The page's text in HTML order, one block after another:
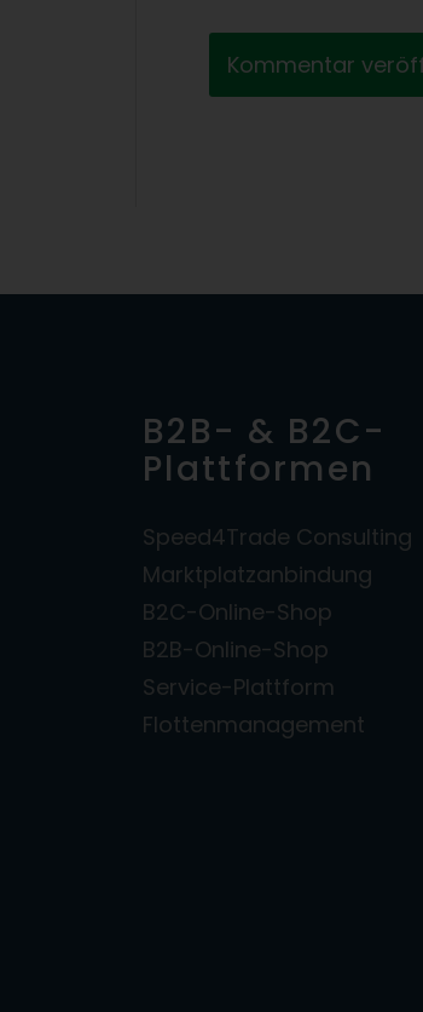
B2B- & B2C-
Plattformen
Speed4Trade Consulting
Marktplatzanbindung
B2C-Online-Shop
B2B-Online-Shop
Service-Plattform
Flottenmanagement